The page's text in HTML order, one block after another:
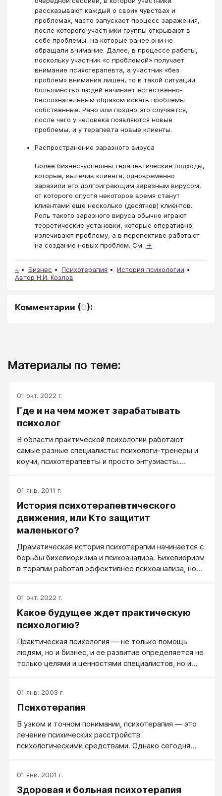
рассказывают каждый о своих чувствах и
проблемах, часто запускает процесс заражения,
после которого участники группы открывают в
себе проблемы, на которые ранее они не
обращали внимание. Далее, в процессе работы,
поскольку участник «с проблемой» получает
внимание психотерапевта, а участник «без
проблем» внимания лишен, то в такой ситуации
большинство людей начинает естественно-
бессознательным образом искать проблемы
собственные. Рано или поздно это случается,
после чего у человека появляются новые
проблемы, и у терапевта новые клиенты.
Распространение заразного вируса
Более бизнес-успешны терапевтические подходы,
которые, вылечив клиента, одновременно
заразили его долгоиграющим заразным вирусом,
от которого спустя некоторое время станут
клиентами еще несколько (десятков) клиентов.
Роль такого заразного вируса обычно играют
теоретические установки, которые оперативно
излечивают проблему, а в перспективе работают
на создание новых проблем. См. →
+ Бизнес Психотерапия
История психологии
Автор Н.И. Козлов
Комментарии (0):
Материалы по теме:
01 окт. 2022 г.
Где и на чем может зарабатывать
психолог
В области практической психологии работают
самые разные специалисты: психологи-тренеры и
коучи, психотерапевты и просто энтузиасты.
01 янв. 2011 г.
История психотерапевтического
движения, или Кто защитит
маленького?
Драматическая история психотерапии начинается с
борьбы бихевиоризма и психоанализа. Бихевиоризм
в терапии работал эффективнее психоанализа, но
01 окт. 2022 г.
Какое будущее ждет практическую
психологию?
Практическая психология — не только помощь
людям, но и бизнес, и ее развитие определяется не
только целями и ценностями специалистов, но и
составляющей этой сферы услуг.
01 янв. 2003 г.
Психотерапия
В узком и точном понимании, психотерапия — это
лечение психических расстройств
психологическими средствами. Однако сегодня
с понятием психологической помощи.
01 янв. 2001 г.
Здоровая и больная психотерапия